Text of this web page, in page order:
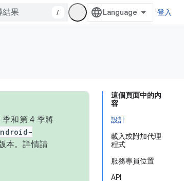
/ 登入
這個頁面中的內
容
設計
載入或附加代理
程式
服務專員位置
API
和第 4 季將
本。詳情請